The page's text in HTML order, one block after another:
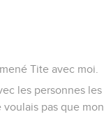
Tite avec moi.
les personnes les
pas que mon